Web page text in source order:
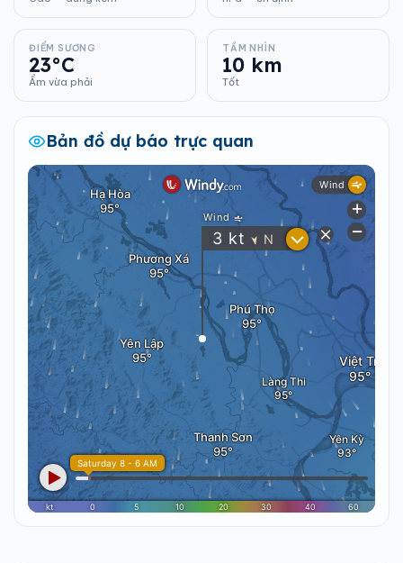
ĐIỂM SƯƠNG
23°C
Ẩm vừa phải
TẦM NHÌN
10 km
Tốt
Bản đồ dự báo trực quan